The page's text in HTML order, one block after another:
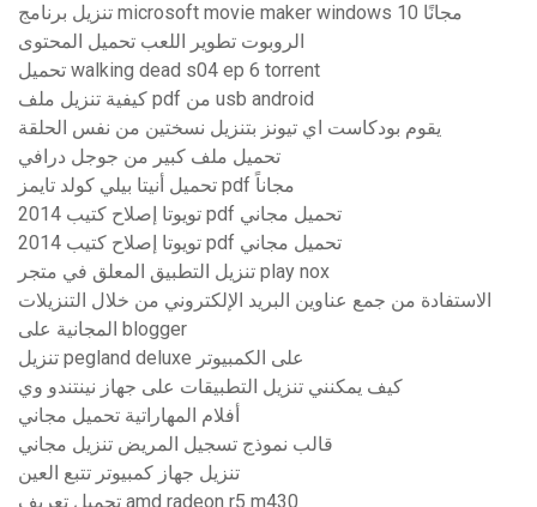
تنزيل برنامج microsoft movie maker windows 10 مجانًا
الروبوت تطوير اللعب تحميل المحتوى
تحميل walking dead s04 ep 6 torrent
كيفية تنزيل ملف pdf من usb android
يقوم بودكاست اي تيونز بتنزيل نسختين من نفس الحلقة
تحميل ملف كبير من جوجل درافي
تحميل أنيتا بيلي كولد تايمز pdf مجاناً
2014 تويوتا إصلاح كتيب pdf تحميل مجاني
2014 تويوتا إصلاح كتيب pdf تحميل مجاني
تنزيل التطبيق المعلق في متجر play nox
الاستفادة من جمع عناوين البريد الإلكتروني من خلال التنزيلات
المجانية على blogger
تنزيل pegland deluxe على الكمبيوتر
كيف يمكنني تنزيل التطبيقات على جهاز نينتندو وي
أفلام المهاراتية تحميل مجاني
قالب نموذج تسجيل المريض تنزيل مجاني
تنزيل جهاز كمبيوتر تتبع العين
تحميل تعريف amd radeon r5 m430